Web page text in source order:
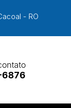
- RO
6876